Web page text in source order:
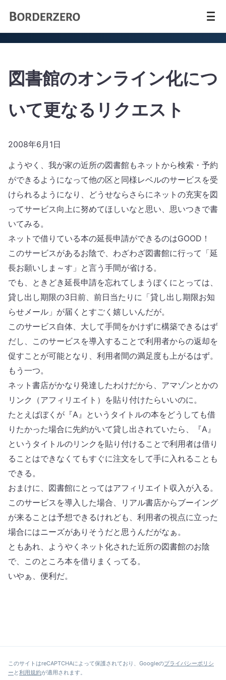
図書館のオンライン化につ
いて更なるリクエスト
2008年6月1日
ようやく、我が家の近所の図書館もネットから検索・予約
ができるようになって他の区と同様レベルのサービスを受
けられるようになり、どうせならさらにネットの充実を図
ってサービス向上に努めてほしいなと思い、思いつきで書
いてみる。
ネットで借りている本の延長申請ができるのはGOOD！
このサービスがあるお陰で、わざわざ図書館に行って「延
長お願いしま～す」と言う手間が省ける。
でも、ときどき延長申請を忘れてしまうぼくにとっては、
貸し出し期限の3日前、前日当たりに「貸し出し期限お知
らせメール」が届くとすごく嬉しいんだが。
このサービス自体、大して手間をかけずに構築できるはず
だし、このサービスを導入することで利用者からの返却を
促すことが可能となり、利用者間の満足度も上がるはず。
もう一つ。
ネット書店がかなり発達したわけだから、アマゾンとかの
リンク（アフィリエイト）を貼り付けたらいいのに。
たとえばぼくが『A』というタイトルの本をどうしても借
りたかった場合に先約がいて貸し出されていたら、『A』
というタイトルのリンクを貼り付けることで利用者は借り
ることはできなくてもすぐに注文をして手に入れることも
できる。
おまけに、図書館にとってはアフィリエイト収入が入る。
このサービスを導入した場合、リアル書店からブーイング
が来ることは予想できるけれども、利用者の視点に立った
場合にはニーズがありそうだと思うんだがなぁ。
ともあれ、ようやくネット化された近所の図書館のお陰
で、このところ本を借りまくってる。
いやぁ、便利だ。
このサイトはreCAPTCHAによって保護されており、Googleのプライバシーポリシ
ー と利用規約が適用されます。